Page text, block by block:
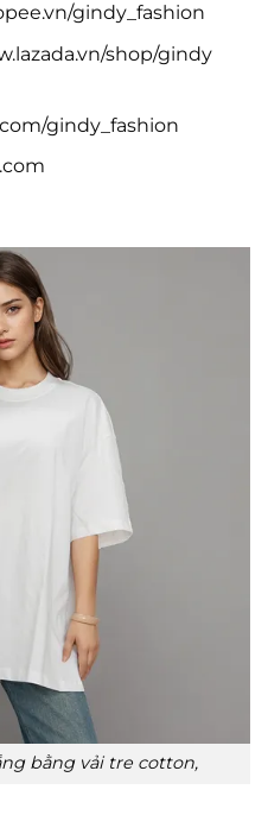
gindy_fashion
shop/gindy
gindy_fashion
bằng vải tre cotton,